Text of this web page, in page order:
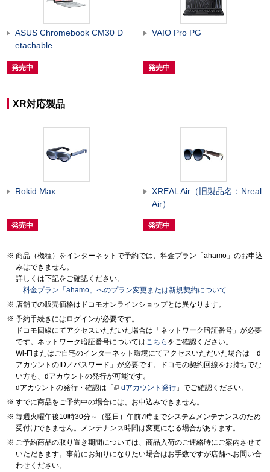
ASUS Chromebook CM30 D
etachable
発売中
VAIO Pro PG
発売中
XR対応製品
Rokid Max
発売中
XREAL Air（旧製品名：Nreal
Air）
発売中
商品（機種）をインターネットで予約では、料金プラン「ahamo」のお申込
みはできません。
詳しくは下記をご確認ください。
料金プラン「ahamo」へのプラン変更または新規契約について
店舗での販売価格はドコモオンラインショップとは異なります。
予約手続きにはログインが必要です。
ドコモ回線にてアクセスいただいた場合は「ネットワーク暗証番号」が必要
です。ネットワーク暗証番号については こちら をご確認ください。
Wi-Fiまたはご自宅のインターネット環境にてアクセスいただいた場合は「d
アカウントのID／パスワード」が必要です。ドコモの契約回線をお持ちでな
い方も、dアカウントの発行が可能です。
dアカウントの発行・確認は「
dアカウント発行 」でご確認ください。
すでに商品をご予約中の場合には、お申込みできません。
毎週火曜午後10時30分～（翌日）午前7時までシステムメンテナンスのため
受付けできません。メンテナンス時間は変更になる場合があります。
ご予約商品の取り置き期間については、商品入荷のご連絡時にご案内させて
いただきます。事前にお知りになりたい場合はお手数ですが店舗へお問い合
わせください。